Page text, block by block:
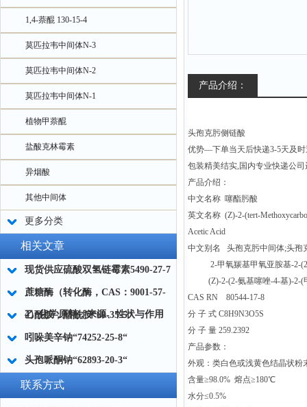
1,4-萘醌 130-15-4
莫匹拉韦中间体N-3
莫匹拉韦中间体N-2
莫匹拉韦中间体N-1
植物甲萘醌
盐酸克林霉素
异烟酸
其他中间体
更多分类
相关文章
现货供应硫酸双氢链霉素5490-27-7
蔗糖酶（转化酶，CAS：9001-57-
4）化学原料：来源、性状与作用
乙酰胺；醋酰胺“60-35-5“
吲哚美辛钠“74252-25-8“
头孢哌酮钠“62893-20-3“
联系方式
产品介绍：
头孢克肟侧链酸
优势—下单当天后快递3-5天及
包装精美结实,国内专业快递公
产品介绍：
中文名称 噻酯肟酸
英文名称 (Z)-2-(tert-
Acetic Acid
中文别名 头孢克肟中间体;头孢
2-甲氧羰基甲氧亚胺基-2-(2-
(Z)-2-(2-氨基噻唑-4-基)-2-(
CAS RN 80544-17-8
分 子 式 C8H9N3O5S
分 子 量 259.2392
产品参数：
外观：类白色或浅黄色结晶状粉
含量≥98.0% 熔点≥180℃
水分≤0.5%